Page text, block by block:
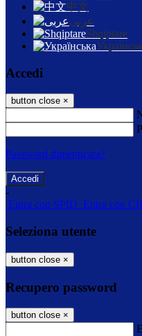
中文
عربى
Shqiptare
Accedi
button close ×
Password dimenticata?
-
Entra con SPID Entra con
Seleziona utente
button close ×
Recupero password
button close ×